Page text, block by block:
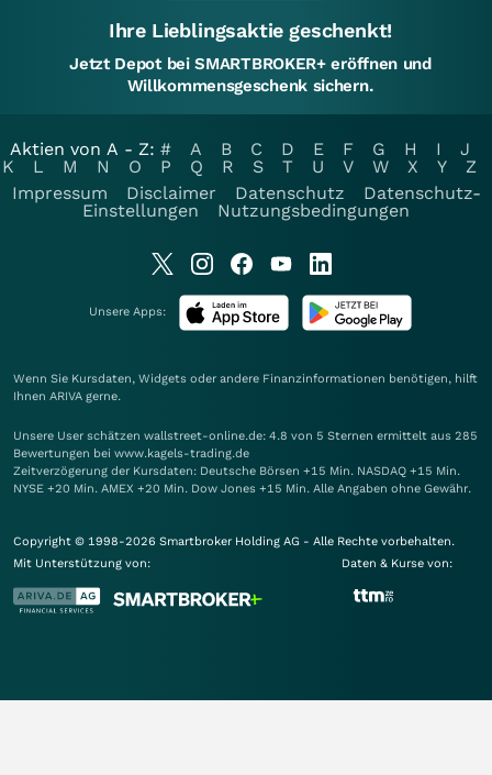
Ihre Lieblingsaktie geschenkt!
Jetzt Depot bei SMARTBROKER+ eröffnen und
Willkommensgeschenk sichern.
Aktien von A - Z: # A B C D E F G H I
J
K
L M N O P Q R S T U V W X Y
Z
Impressum
Disclaimer Datenschutz
Datenschutz-
Einstellungen
Nutzungsbedingungen
Unsere Apps:
Wenn Sie Kursdaten, Widgets oder andere Finanzinformationen benötigen, hilft
Ihnen ARIVA gerne.
Unsere User schätzen wallstreet-online.de: 4.8 von 5 Sternen ermittelt aus 285
Bewertungen bei www.kagels-trading.de
Zeitverzögerung der Kursdaten: Deutsche Börsen +15 Min. NASDAQ +15 Min.
NYSE +20 Min. AMEX +20 Min. Dow Jones +15 Min. Alle Angaben ohne Gewähr.
Copyright © 1998-2026 Smartbroker Holding AG - Alle Rechte vorbehalten.
Mit Unterstützung von:
Daten & Kurse von: